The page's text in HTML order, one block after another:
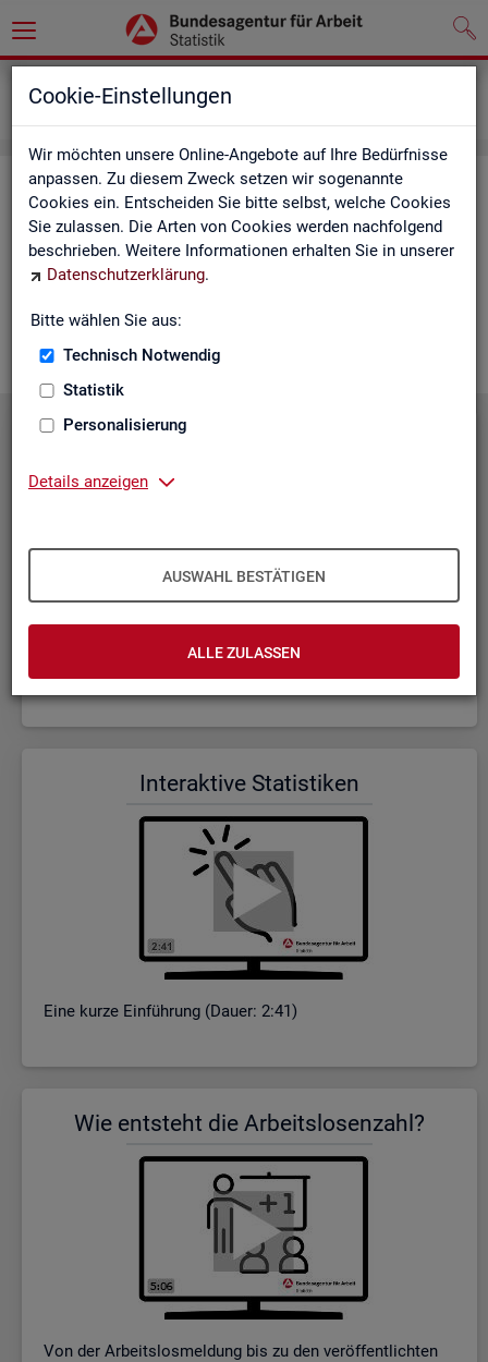
Cookie-Einstellungen
Wir möchten unsere Online-Angebote auf Ihre Bedürfnisse
anpassen. Zu diesem Zweck setzen wir sogenannte
Cookies ein. Entscheiden Sie bitte selbst, welche Cookies
Sie zulassen. Die Arten von Cookies werden nachfolgend
beschrieben. Weitere Informationen erhalten Sie in unserer
Datenschutzerklärung.
Bitte wählen Sie aus:
Technisch Notwendig
Statistik
Personalisierung
Details anzeigen
AUSWAHL BESTÄTIGEN
ALLE ZULASSEN
Me­dia­thek
In der Me­dia­thek fin­den Sie leicht ver­ständ­li­che Kurz­vi­de­os
zu zen­tra­len The­men der Sta­tis­tik der BA. Wir er­gän­zen unser
Vi­deo­an­ge­bot nach und nach. Wün­schen Sie sich ein Video
zu einem be­stimm­ten Thema? Dann kon­tak­tie­ren Sie
In­ter­ak­ti­ve Sta­tis­ti­ken
Eine kurze Ein­füh­rung (Dauer: 2:41)
Wie ent­steht die Ar­beits­lo­sen­zahl?
Von der Ar­beits­los­mel­dung bis zu den ver­öf­fent­lich­ten